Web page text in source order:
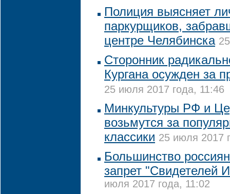
Полиция выясняет
паркурщиков,
центре Челябинска
Сторонник
Кургана осужден за
25 июля 2017 года, 11:46
Минкультуры РФ и
возьмутся за
классики 25 июля 2017
Большинство
запрет "Свидетелей
июля 2017 года, 11:02